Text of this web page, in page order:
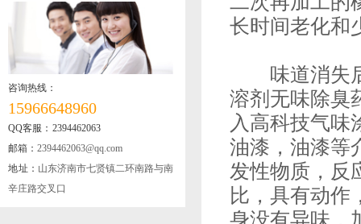
咨询热线：
15966648960
QQ客服：2394462063
邮箱： 2394462063@qq.com
地址： 山东济南市七贤镇二环南路与南
辛庄路交叉口
长时间老化和
味道消失后
溶剂无味除臭
入高科技气味
油漆，油漆等
发性物质，反
比，具有动作
身没有异味，